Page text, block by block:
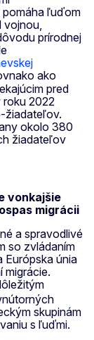
pomáha ľuďom
prírodnej
ako
pred
roku 2022
žiadateľov.
okolo 380
žiadateľov
vonkajšie
migrácii
a spravodlivé
so zvládaním
Európska únia
migrácie.
skupinám
s ľuďmi.